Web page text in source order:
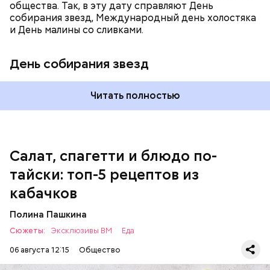
общества. Так, в эту дату справляют День
собирания звезд, Международный день холостяка
и День малины со сливками.
День собирания звезд
Читать полностью
Салат, спагетти и блюдо по-
тайски: топ-5 рецептов из
кабачков
Полина Пашкина
Сюжеты: Эксклюзивы ВМ
Еда
06 августа 12:15
Общество
чеснок;
Однако диетолог предупредила: не для всех дыня
может быть полезна. В первую очередь ее стоит
есть с осторожностью людям: